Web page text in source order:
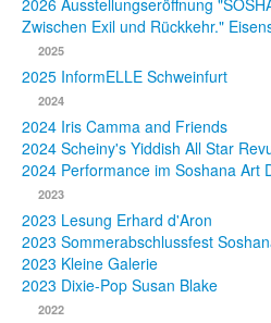
& Projekte
Presse
2026 Ausstellungseröffnung
Zwischen Exil und Rückkehr."
2025
2025 InformELLE Schweinfurt
2024
2024 Iris Camma and Friends
2024 Scheiny's Yiddish All Star
2024 Performance im Soshana Art
2023
2023 Lesung Erhard d'Aron
2023 Sommerabschlussfest
2023 Kleine Galerie
2023 Dixie-Pop Susan Blake
2022